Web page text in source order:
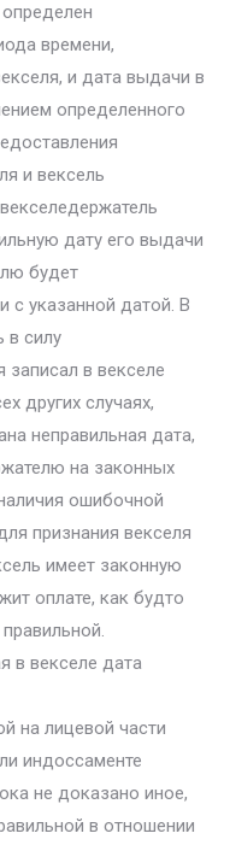
времени,
и дата выдачи в
определенного
и вексель
дату его выдачи
будет
с указанной датой. В
в силу
в векселе
других случаях,
неправильная дата,
на законных
ошибочной
признания векселя
имеет законную
оплате, как будто
в векселе дата
на лицевой части
индоссаменте
не доказано иное,
в отношении